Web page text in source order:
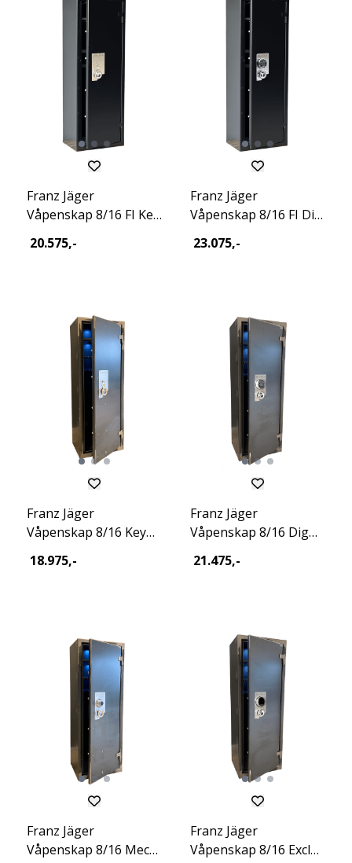
Franz Jäger
Våpenskap 8/16 FI Key
20.575,-
Franz Jäger
Våpenskap 8/16 FI Dig
23.075,-
Franz Jäger
Våpenskap 8/16 Key
18.975,-
Franz Jäger
Våpenskap 8/16 Dig
21.475,-
Franz Jäger
Våpenskap 8/16 Mec
Franz Jäger
Våpenskap 8/16 Excl